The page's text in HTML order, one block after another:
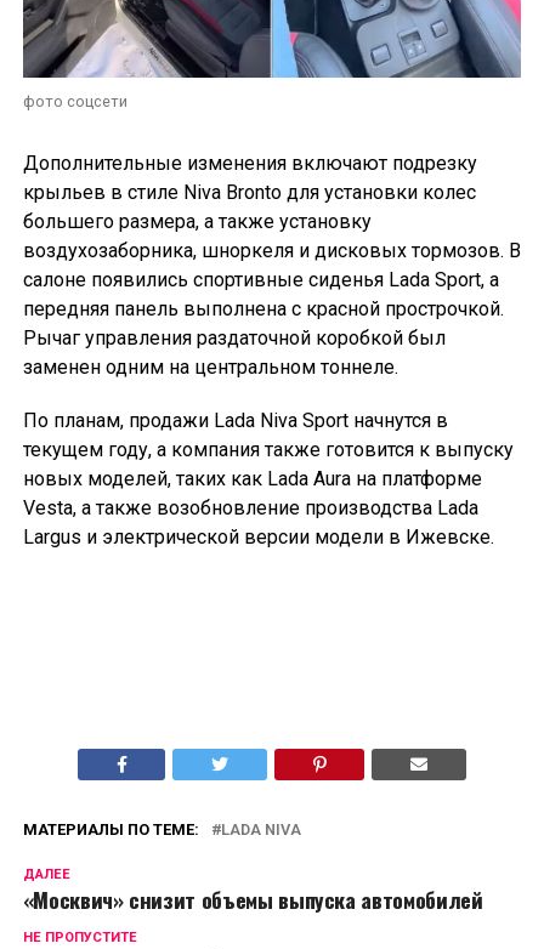
фото соцсети
Дополнительные изменения включают подрезку
крыльев в стиле Niva Bronto для установки колес
большего размера, а также установку
воздухозаборника, шноркеля и дисковых тормозов. В
салоне появились спортивные сиденья Lada Sport, а
передняя панель выполнена с красной прострочкой.
Рычаг управления раздаточной коробкой был
заменен одним на центральном тоннеле.
По планам, продажи Lada Niva Sport начнутся в
текущем году, а компания также готовится к выпуску
новых моделей, таких как Lada Aura на платформе
Vesta, а также возобновление производства Lada
Largus и электрической версии модели в Ижевске.
МАТЕРИАЛЫ ПО ТЕМЕ: LADA NIVA
ДАЛЕЕ
«Москвич» снизит объемы выпуска автомобилей
НЕ ПРОПУСТИТЕ